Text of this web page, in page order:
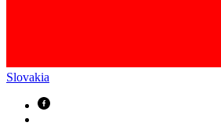
Slovakia